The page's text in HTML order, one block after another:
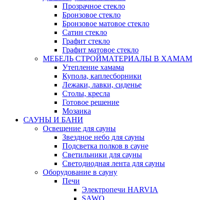
Прозрачное стекло
Бронзовое стекло
Бронзовое матовое стекло
Сатин стекло
Графит стекло
Графит матовое стекло
МЕБЕЛЬ СТРОЙМАТЕРИАЛЫ В ХАМАМ
Утепление хамама
Купола, каплесборники
Лежаки, лавки, сиденье
Столы, кресла
Готовое решение
Мозаика
САУНЫ И БАНИ
Освещение для сауны
Звездное небо для сауны
Подсветка полков в сауне
Светильники для сауны
Светодиодная лента для сауны
Оборудование в сауну
Печи
Электропечи HARVIA
SAWO